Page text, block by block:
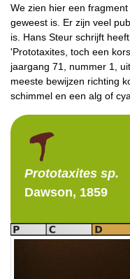
We zien hier een
geweest is. Er zijn veel
is. Hans Steur schrijft
'Prototaxites, toch een
jaargang 71, nummer 1,
meeste bewijzen richting
schimmel en een alg of
Prototaxites sp.
Dawson, 1859